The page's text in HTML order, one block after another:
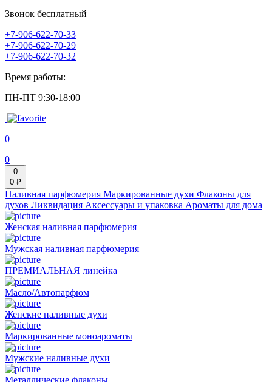
Звонок бесплатный
+7-906-622-70-33
+7-906-622-70-29
+7-906-622-70-32
Время работы:
ПН-ПТ 9:30-18:00
0
0
0
0 ₽
Наливная парфюмерия Маркированные духи Флаконы для
духов Ликвидация Аксессуары и упаковка Ароматы для дома
Женская наливная парфюмерия
Мужская наливная парфюмерия
ПРЕМИАЛЬНАЯ линейка
Масло/Автопарфюм
Женские наливные духи
Маркированные моноароматы
Мужские наливные духи
Металлические флаконы